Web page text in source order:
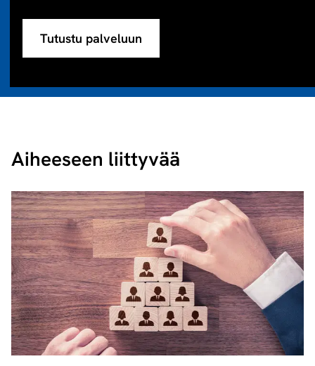
Tutustu palveluun
Aiheeseen liittyvää